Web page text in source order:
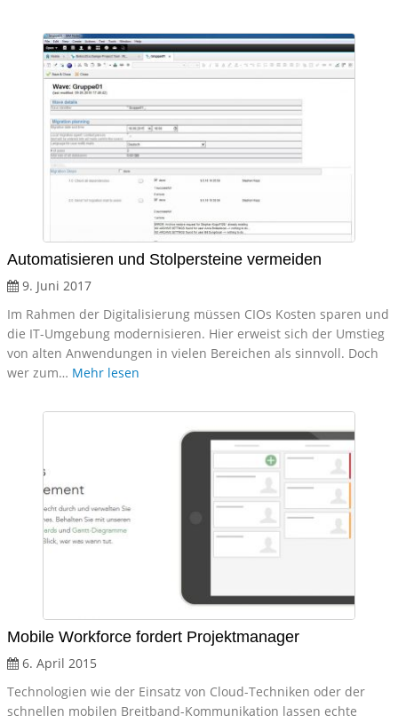
Automatisieren und Stolpersteine vermeiden
9. Juni 2017
Im Rahmen der Digitalisierung müssen CIOs Kosten sparen und
die IT-Umgebung modernisieren. Hier erweist sich der Umstieg
von alten Anwendungen in vielen Bereichen als sinnvoll. Doch
wer zum… Mehr lesen
Mobile Workforce fordert Projektmanager
6. April 2015
Technologien wie der Einsatz von Cloud-Techniken oder der
schnellen mobilen Breitband-Kommunikation lassen echte